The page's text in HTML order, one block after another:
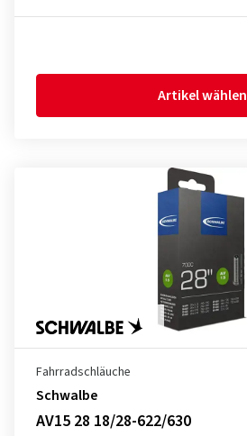
Artikel wählen
Fahrradschläuche
Schwalbe
AV15 28 18/28-622/630